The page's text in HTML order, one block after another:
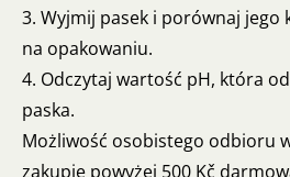
3. Wyjmij pasek i porównaj jego
na opakowaniu.
4. Odczytaj wartość pH, która
paska.
Możliwość osobistego odbioru
zakupie powyżej 500 Kč